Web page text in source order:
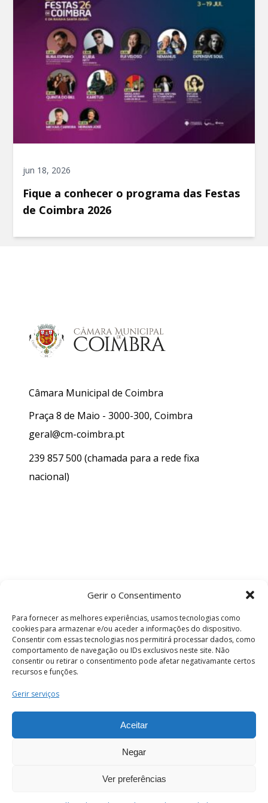
Gerir o Consentimento
Para fornecer as melhores experiências, usamos tecnologias como
cookies para armazenar e/ou aceder a informações do dispositivo.
Consentir com essas tecnologias nos permitirá processar dados, como
comportamento de navegação ou IDs exclusivos neste site. Não
consentir ou retirar o consentimento pode afetar negativamante certos
recursos e funções.
Gerir serviços
Aceitar
Negar
Ver preferências
jun 18, 2026
Fique a conhecer o programa das Festas
de Coimbra 2026
Câmara Municipal de Coimbra
Praça 8 de Maio - 3000-300, Coimbra
geral@cm-coimbra.pt
239 857 500 (chamada para a rede fixa
nacional)
Termos e Condições
os direitos reservados.